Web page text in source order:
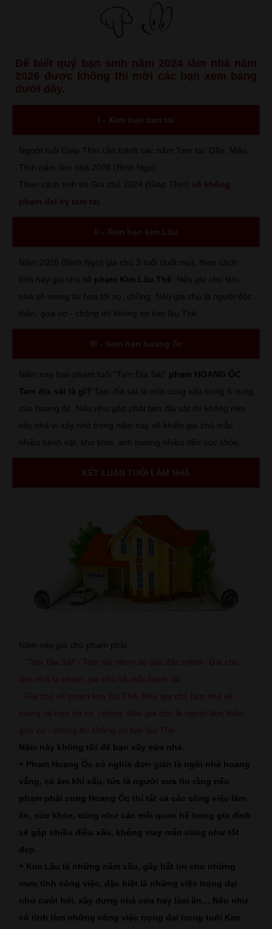
Để biết quý bạn sinh năm 2024 làm nhà năm
2026 được không thì mời các bạn xem bảng
dưới đây.
I - Xem hạn tam tai
Người tuổi Giáp Thìn cần tránh các năm Tam tai: Dần, Mão,
Thìn năm làm nhà 2026 (Bính Ngọ).
Theo cách tính thì Gia chủ 2024 (Giáp Thìn) sẽ không
phạm đại kỵ tam tai
II - Xem hạn kim Lâu
Năm 2026 (Bính Ngọ) gia chủ 3 tuổi (tuổi mụ), theo cách
tính này gia chủ sẽ phạm Kim Lâu Thê . Nếu gia chủ làm
nhà sẽ mang tai họa tới vợ, chồng. Nếu gia chủ là người độc
thân, góa vợ - chồng thì không sợ kim lâu Thê.
III - Xem hạn hoang ốc
Năm nay bạn phạm tuổi "Tam Địa Sát" phạm HOANG ỐC
Tam địa sát là gì? Tam địa sát là một cung xấu trong 6 cung
của hoang ốc. Nếu như gặp phải tam địa sát thì không nên
xây nhà vì xây nhà trong năm này sẽ khiến gia chủ mắc
nhiều bệnh vặt, khó khỏi, ảnh hưởng nhiều đến sức khỏe.
KẾT LUẬN TUỔI LÀM NHÀ
Năm này gia chủ phạm phải:
- "Tam Địa Sát"- Tam sát nhơn do giai đắc mệnh. Gia chủ
làm nhà là phạm, gia chủ sẽ mắc bệnh tật.
- Gia chủ sẽ phạm kim lâu Thê. Nếu gia chủ làm nhà sẽ
mang tai họa tới vợ, chồng. Nếu gia chủ là người độc thân,
góa vợ - chồng thì không sợ kim lâu Thê..
Năm này không tốt để bạn xây sửa nhà.
+ Phạm Hoang Ốc có nghĩa đơn giản là ngôi nhà hoang
vắng, có âm khí xấu, tức là người xưa tin rằng nếu
phạm phải cung Hoang Ốc thì tất cả các công việc làm
ăn, sức khỏe, cũng như các mối quan hệ trong gia đình
sẽ gặp nhiều điều xấu, không may mắn cũng như tốt
đẹp.
+ Kim Lâu là những năm xấu, gây bất lợi cho những
mưu tính công việc, đặc biệt là những việc trọng đại
như cưới hỏi, xây dựng nhà cửa hay làm ăn… Nếu như
cố tình làm những công việc trọng đại trong tuổi Kim